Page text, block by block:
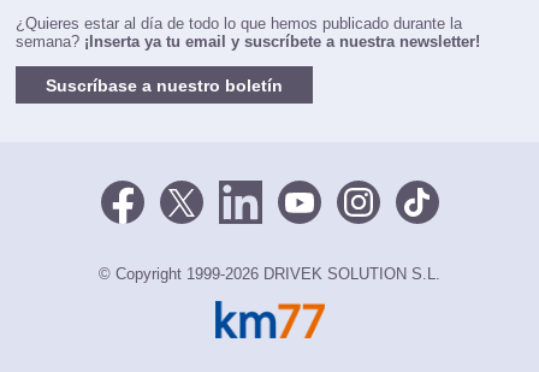
¿Quieres estar al día de todo lo que hemos publicado durante la
semana? ¡Inserta ya tu email y suscríbete a nuestra newsletter!
Suscríbase a nuestro boletín
© Copyright 1999-2026 DRIVEK SOLUTION S.L.